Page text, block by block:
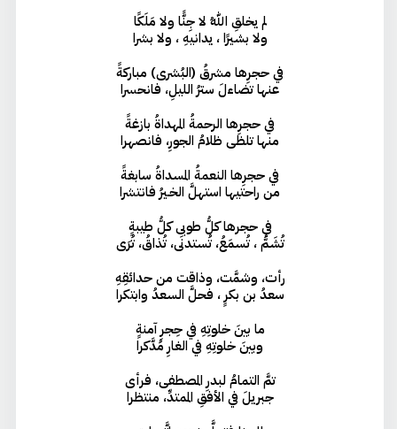
لم يخلقِ اللهُ لا جِنًّا ولا مَلَكًا
ولا بشيرًا ، يدانيهِ ، ولا بشرا
في حجرِها مشرقُ (البُشرى) مباركةً
عنها تضاءلَ سترُ الليلِ، فانحسرا
في حجرِها الرحمةُ المهداةُ بازغةً
منها تلظى ظلامُ الجورِ، فانصهرا
في حجرِها النعمةُ المسداةُ سابغةً
من راحتيها استهلَّ الخـيرُ فانتشرا
في حجرها كلُّ طوبى كلُّ طيبةٍ
تُشَمُّ ، تُسمَعُ، تُستدنَى، تُذاقُ، تُرَى
رأت، وشمَّت، وذاقت من حدائقِهِ
سعدُ بن بكرٍ ، فحلَّ السعدُ وابتكرا
ما بينَ خلوتِهِ في حِجرِ آمنةٍ
وبينَ خلوتِهِ في الغارِ مُدَّكرا
تمَّ التمامُ لبدرِ المصطفى، فرأى
جبريلَ في الأفقِ الممتدِّ، منتظرا